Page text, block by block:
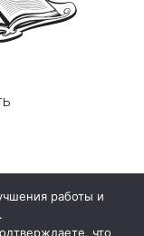
д. 4а, стр. 1
работы и
что